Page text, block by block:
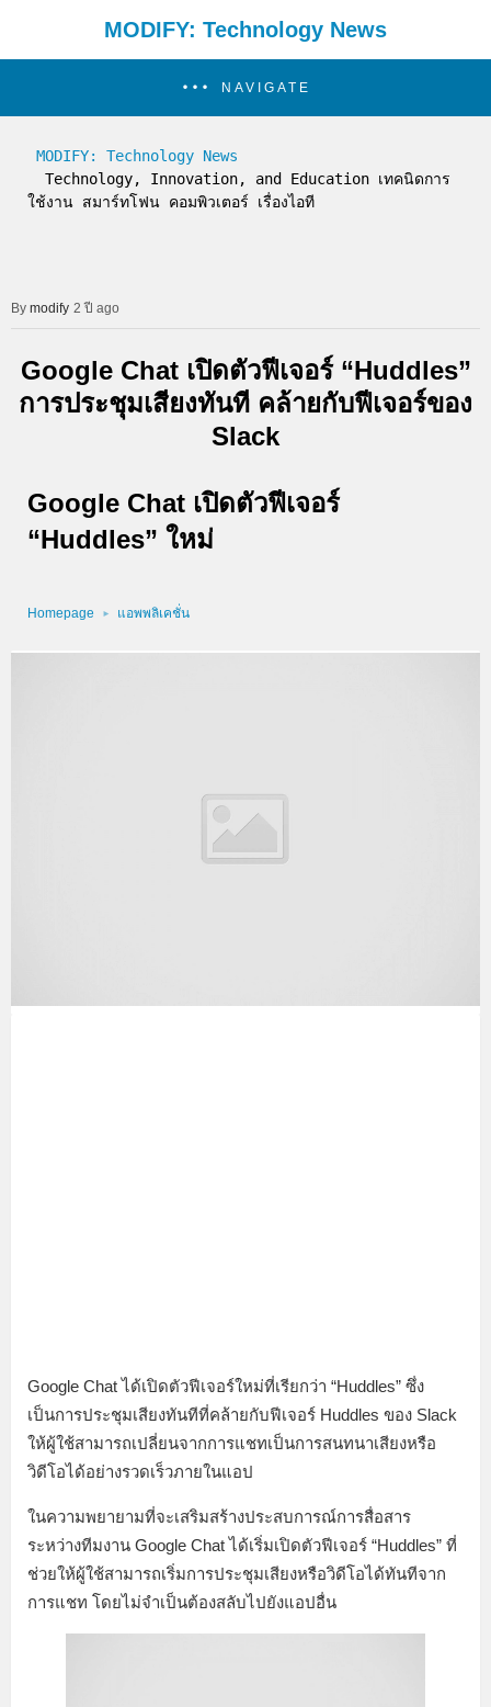
MODIFY: Technology News
NAVIGATE
MODIFY: Technology News
ใช้งาน สมาร์ทโฟน คอมพิวเตอร์ เรื่องไอที
modify 2 ปี ago
Google Chat เปิดตัวฟีเจอร์ “Huddles”
การประชุมเสียงทันที คล้ายกับฟีเจอร์ของ
Slack
Google Chat เปิดตัวฟีเจอร์
“Huddles” ใหม่
Homepage แอพพลิเคชั่น
Google Chat ได้เปิดตัวฟีเจอร์ใหม่ที่เรียกว่า “Huddles” ซึ่ง
เป็นการประชุมเสียงทันทีที่คล้ายกับฟีเจอร์ Huddles ของ Slack
ให้ผู้ใช้สามารถเปลี่ยนจากการแชทเป็นการสนทนาเสียงหรือ
วิดีโอได้อย่างรวดเร็วภายในแอป
ในความพยายามที่จะเสริมสร้างประสบการณ์การสื่อสาร
ระหว่างทีมงาน Google Chat ได้เริ่มเปิดตัวฟีเจอร์ “Huddles” ที่
ช่วยให้ผู้ใช้สามารถเริ่มการประชุมเสียงหรือวิดีโอได้ทันทีจาก
การแชท โดยไม่จำเป็นต้องสลับไปยังแอปอื่น